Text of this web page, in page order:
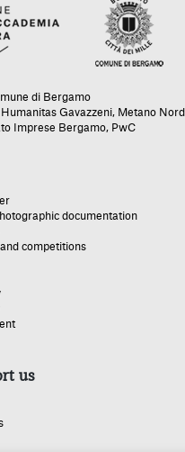
di Bergamo
Humanitas Gavazzeni, Metano Nord
Imprese Bergamo, PwC
documentation
competitions
us